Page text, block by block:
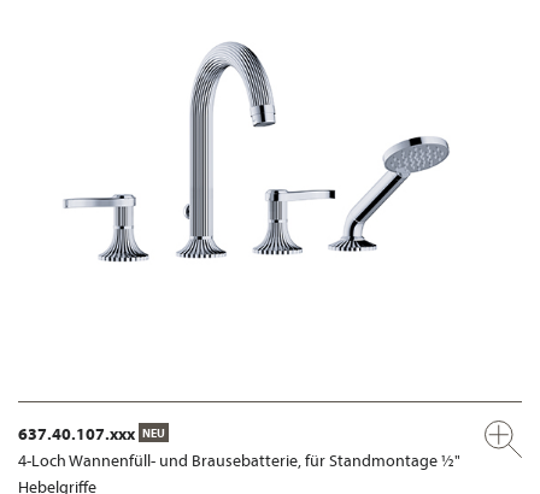
637.40.107.xxx NEU
4-Loch Wannenfüll- und Brausebatterie, für Standmontage ½"
Hebelgriffe